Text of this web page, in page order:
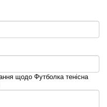
щодо Футболка тенісна